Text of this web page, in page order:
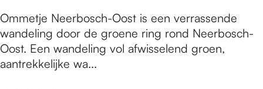
e
n
e
O
o
u
t
e
t
e
R
i
O
m
m
e
Ommetje Neerbosch-Oost is een verrassende
wandeling door de groene ring rond Neerbosch-
Oost. Een wandeling vol afwisselend groen,
aantrekkelijke wa...